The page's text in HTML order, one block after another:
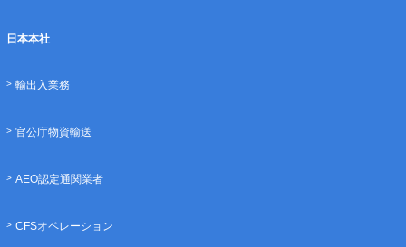
日本本社
輸出入業務
官公庁物資輸送
AEO認定通関業者
CFSオペレーション